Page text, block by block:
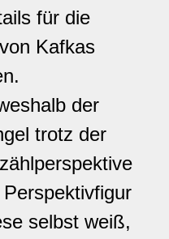
für die
Kafkas
der
trotz der
selbst weiß,